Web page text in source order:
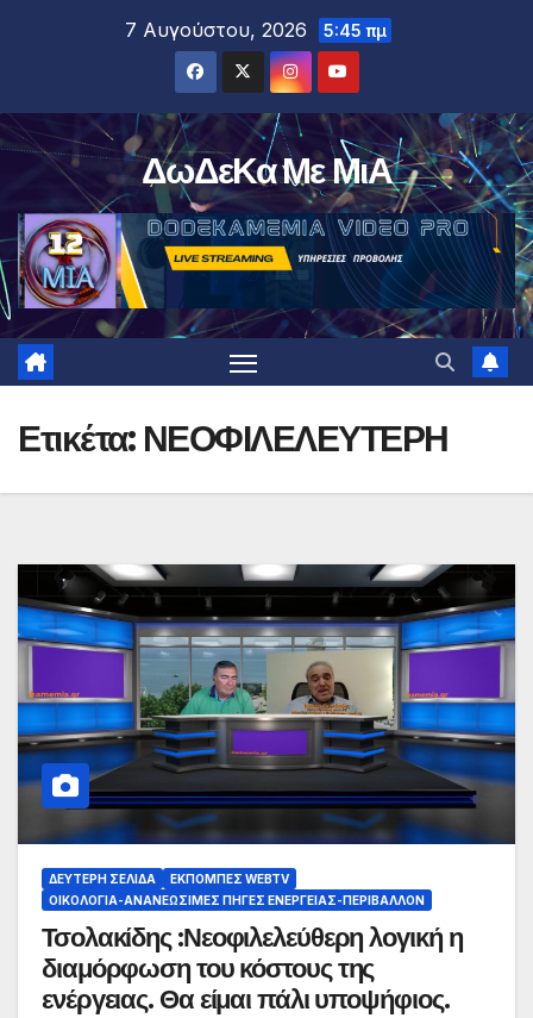
7 Αυγούστου, 2026 5:45 πμ
ΔωΔεΚα Με ΜιΑ
Ετικέτα: ΝΕΟΦΙΛΕΛΕΥΤΕΡΗ
ΔΕΎΤΕΡΗ ΣΕΛΊΔΑ
ΕΚΠΟΜΠΈΣ WEBTV
ΟΙΚΟΛΟΓΊΑ-ΑΝΑΝΕΏΣΙΜΕΣ ΠΗΓΈΣ ΕΝΈΡΓΕΙΑΣ-ΠΕΡΙΒΆΛΛΟΝ
Τσολακίδης :Νεοφιλελεύθερη λογική η
διαμόρφωση του κόστους της
ενέργειας. Θα είμαι πάλι υποψήφιος.